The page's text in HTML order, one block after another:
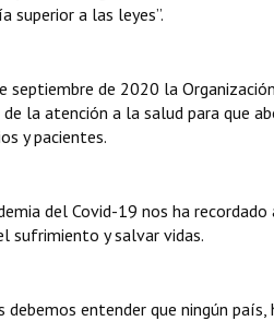
superior a las leyes”.
septiembre de 2020 la
la atención a la salud para que
y pacientes.
del Covid-19 nos ha
sufrimiento y salvar vidas.
debemos entender que ningún